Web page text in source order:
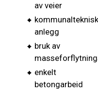
av veier
anlegg
bruk av
enkelt
betongarbeid